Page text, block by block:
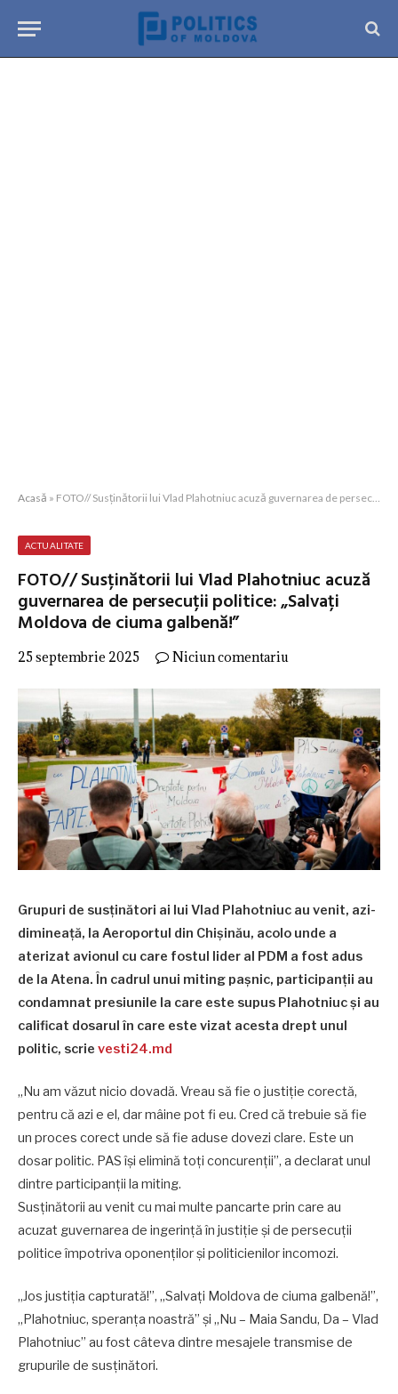
Acasă » FOTO// Susținătorii lui Vlad Plahotniuc acuză guvernarea de persecuții politice: „Salvați Moldova de ciuma galbenă!”
ACTUALITATE
FOTO// Susținătorii lui Vlad Plahotniuc acuză
guvernarea de persecuții politice: „Salvați
Moldova de ciuma galbenă!”
25 septembrie 2025 Niciun comentariu
Grupuri de susținători ai lui Vlad Plahotniuc au venit, azi-
dimineață, la Aeroportul din Chișinău, acolo unde a
aterizat avionul cu care fostul lider al PDM a fost adus
de la Atena. În cadrul unui miting pașnic, participanții au
condamnat presiunile la care este supus Plahotniuc și au
calificat dosarul în care este vizat acesta drept unul
politic, scrie vesti24.md
„Nu am văzut nicio dovadă. Vreau să fie o justiție corectă,
pentru că azi e el, dar mâine pot fi eu. Cred că trebuie să fie
un proces corect unde să fie aduse dovezi clare. Este un
dosar politic. PAS își elimină toți concurenții”, a declarat unul
dintre participanții la miting.
Susținătorii au venit cu mai multe pancarte prin care au
acuzat guvernarea de ingerință în justiție și de persecuții
politice împotriva oponenților și politicienilor incomozi.
„Jos justiția capturată!”, „Salvați Moldova de ciuma galbenă!”,
„Plahotniuc, speranța noastră” și „Nu – Maia Sandu, Da – Vlad
Plahotniuc” au fost câteva dintre mesajele transmise de
grupurile de susținători.